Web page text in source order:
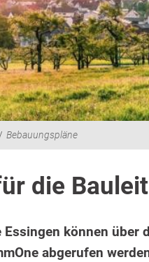
Bebauungspläne
die
können über
abgerufen